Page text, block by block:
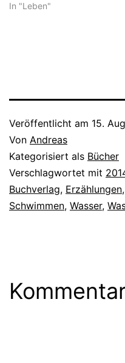
In "Leben"
Veröffentlicht am 15.
Von Andreas
Kategorisiert als Bücher
Verschlagwortet mit
Buchverlag, Erzählungen,
Schwimmen, Wasser,